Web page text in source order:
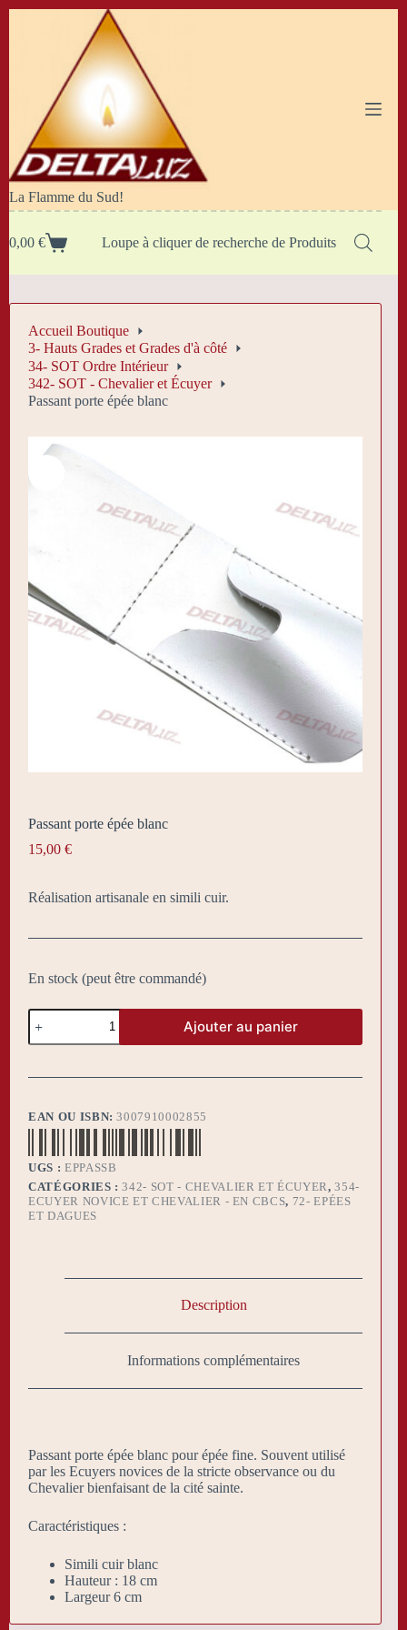
La Flamme du Sud!
Panier
0,00 € Loupe à cliquer de recherche de Produits
Accueil Boutique
3- Hauts Grades et Grades d'à côté
34- SOT Ordre Intérieur
342- SOT - Chevalier et Écuyer
Passant porte épée blanc
Passant porte épée blanc
15,00 €
Réalisation artisanale en simili cuir.
En stock (peut être commandé)
quantité
de
Passant
épée
Ajouter au panier
EAN OU ISBN:3007910002855
UGS : EPPASSB
CATÉGORIES :342- SOT - CHEVALIER ET ÉCUYER,354-
ECUYER NOVICE ET CHEVALIER - EN CBCS, 72- EPÉES
ET DAGUES
Description
Informations complémentaires
Passant porte épée blanc pour épée fine. Souvent utilisé
par les Ecuyers novices de la stricte observance ou du
Chevalier bienfaisant de la cité sainte.
Caractéristiques :
Simili cuir blanc
Hauteur : 18 cm
Largeur 6 cm